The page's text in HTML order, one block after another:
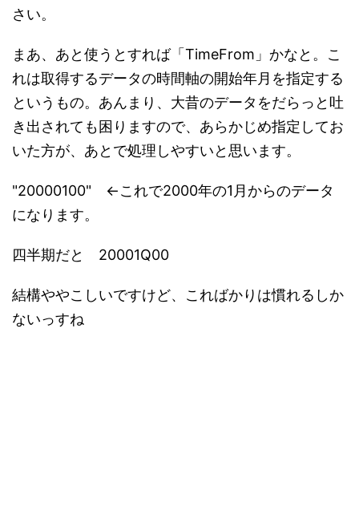
さい。
まあ、あと使うとすれば「TimeFrom」かなと。こ
れは取得するデータの時間軸の開始年月を指定する
というもの。あんまり、大昔のデータをだらっと吐
き出されても困りますので、あらかじめ指定してお
いた方が、あとで処理しやすいと思います。
"20000100" ←これで2000年の1月からのデータ
になります。
四半期だと 20001Q00
結構ややこしいですけど、こればかりは慣れるしか
ないっすね